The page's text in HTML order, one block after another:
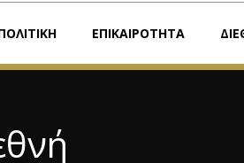
ΕΠΙΚΑΙΡΟΤΗΤΑ